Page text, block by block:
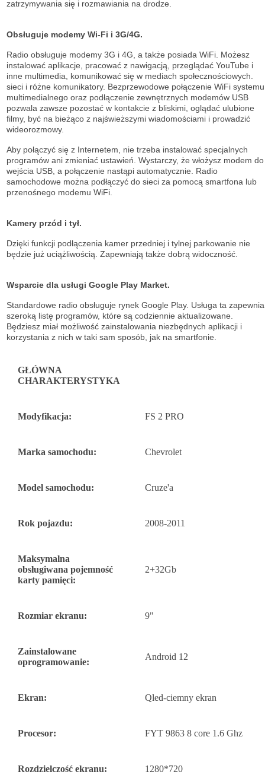
zatrzymywania się i rozmawiania na drodze.
Obsługuje modemy Wi-Fi i 3G/4G.
Radio obsługuje modemy 3G i 4G, a także posiada WiFi. Możesz
instalować aplikacje, pracować z nawigacją, przeglądać YouTube i
inne multimedia, komunikować się w mediach społecznościowych.
sieci i różne komunikatory. Bezprzewodowe połączenie WiFi systemu
multimedialnego oraz podłączenie zewnętrznych modemów USB
pozwala zawsze pozostać w kontakcie z bliskimi, oglądać ulubione
filmy, być na bieżąco z najświeższymi wiadomościami i prowadzić
wideorozmowy.
Aby połączyć się z Internetem, nie trzeba instalować specjalnych
programów ani zmieniać ustawień. Wystarczy, że włożysz modem do
wejścia USB, a połączenie nastąpi automatycznie. Radio
samochodowe można podłączyć do sieci za pomocą smartfona lub
przenośnego modemu WiFi.
Kamery przód i tył.
Dzięki funkcji podłączenia kamer przedniej i tylnej parkowanie nie
będzie już uciążliwością. Zapewniają także dobrą widoczność.
Wsparcie dla usługi Google Play Market.
Standardowe radio obsługuje rynek Google Play. Usługa ta zapewnia
szeroką listę programów, które są codziennie aktualizowane.
Będziesz miał możliwość zainstalowania niezbędnych aplikacji i
korzystania z nich w taki sam sposób, jak na smartfonie.
GŁÓWNA
CHARAKTERYSTYKA
Modyfikacja: FS 2 PRO
Marka samochodu: Chevrolet
Model samochodu: Cruze'a
Rok pojazdu: 2008-2011
Maksymalna
obsługiwana pojemność
karty pamięci:
2+32Gb
Rozmiar ekranu: 9"
Zainstalowane
oprogramowanie:
Android 12
Ekran: Qled-ciemny ekran
Procesor: FYT 9863 8 core 1.6 Ghz
Rozdzielczość ekranu: 1280*720